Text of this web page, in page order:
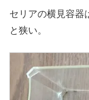
セリアの横見容器
と狭い。